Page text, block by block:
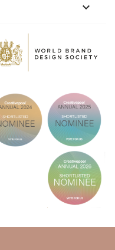
keyboard_arrow_down